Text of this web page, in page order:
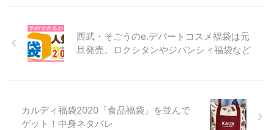
西武・そごうのe.デパートコスメ福袋は元
旦発売。ロクシタンやジバンシィ福袋など
カルディ福袋2020「食品福袋」を並んで
ゲット！中身ネタバレ